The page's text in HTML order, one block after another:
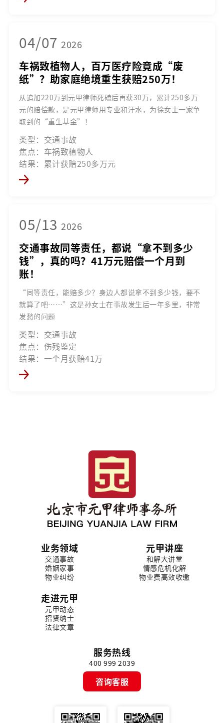
04/07 2026
车祸致植物人，百万医疗险竟成“废
纸”？助家庭绝境重生获赔250万！
从追加220万到元甲律师死磕后再获30万，累计250多万
元的赔偿款，是元甲律师用专业和汗水，为徐女士一家争
取到的“重生基金”！
类型：交通事故
焦点：车祸致植物人
结果：累计获赔250多万元
05/13 2026
交通事故同等责任，都说“拿不到多少
钱”，真的吗？41万元赔偿一个月到
账！
“同等责任，能赔多少？身边人都说拿不到多少钱，要不
就算了吧……”这是孙女士在事故发生后一年多里，非常
发愁的问题
类型：交通事故
焦点：伤残鉴定
结果：一个月获赔41万
业务领域
交通事故
婚姻家事
物业纠纷
元甲讲座
和解大讲堂
情感危机化解
物业费高效收缴
走进元甲
元甲动态
招贤纳士
法律文章
服务热线
400 999 2039
咨询客服